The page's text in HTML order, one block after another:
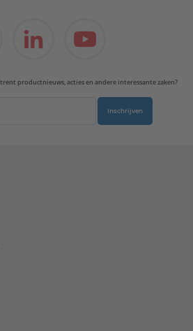
productnieuws, acties en andere interessante zaken?
Inschrijven